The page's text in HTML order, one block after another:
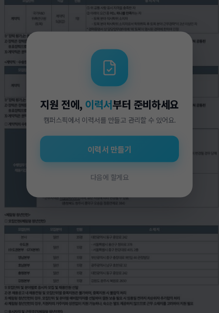
지원 전에, 이력서부터 준비하세요
캠퍼스픽에서 이력서를 만들고 관리할 수 있어요.
이력서 만들기
다음에 할게요